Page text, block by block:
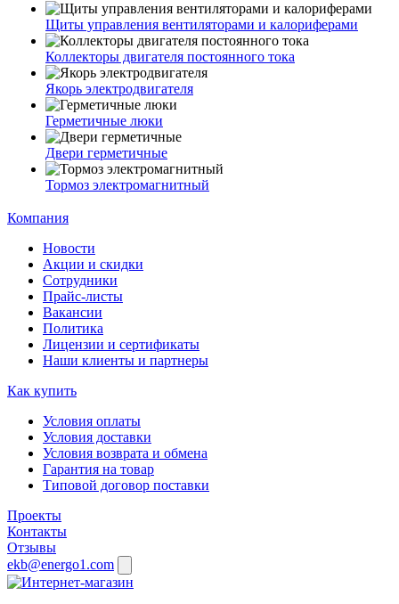
Щиты управления вентиляторами и калориферами
Коллекторы двигателя постоянного тока
Якорь электродвигателя
Герметичные люки
Двери герметичные
Тормоз электромагнитный
Компания
Новости
Акции и скидки
Сотрудники
Прайс-листы
Вакансии
Политика
Лицензии и сертификаты
Наши клиенты и партнеры
Как купить
Условия оплаты
Условия доставки
Условия возврата и обмена
Гарантия на товар
Типовой договор поставки
Проекты
Контакты
Отзывы
ekb@energo1.com